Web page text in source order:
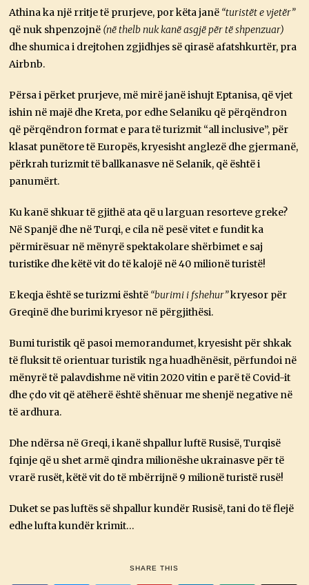
Athina ka një rritje të prurjeve, por këta janë “turistët e vjetër”
që nuk shpenzojnë (në thelb nuk kanë asgjë për të shpenzuar)
dhe shumica i drejtohen zgjidhjes së qirasë afatshkurtër, pra
Airbnb.
Përsa i përket prurjeve, më mirë janë ishujt Eptanisa, që vjet
ishin në majë dhe Kreta, por edhe Selaniku që përqëndron
që përqëndron format e para të turizmit “all inclusive”, për
klasat punëtore të Europës, kryesisht anglezë dhe gjermanë,
përkrah turizmit të ballkanasve në Selanik, që është i
panumërt.
Ku kanë shkuar të gjithë ata që u larguan resorteve greke?
Në Spanjë dhe në Turqi, e cila në pesë vitet e fundit ka
përmirësuar në mënyrë spektakolare shërbimet e saj
turistike dhe këtë vit do të kalojë në 40 milionë turistë!
E keqja është se turizmi është “burimi i fshehur”kryesor për
Greqinë dhe burimi kryesor në përgjithësi.
Bumi turistik që pasoi memorandumet, kryesisht për shkak
të fluksit të orientuar turistik nga huadhënësit, përfundoi në
mënyrë të palavdishme në vitin 2020 vitin e parë të Covid-it
dhe çdo vit që atëherë është shënuar me shenjë negative në
të ardhura.
Dhe ndërsa në Greqi, i kanë shpallur luftë Rusisë, Turqisë
fqinje që u shet armë qindra milionëshe ukrainasve për të
vrarë rusët, këtë vit do të mbërrijnë 9 milionë turistë rusë!
Duket se pas luftës së shpallur kundër Rusisë, tani do të flejë
edhe lufta kundër krimit…
SHARE THIS